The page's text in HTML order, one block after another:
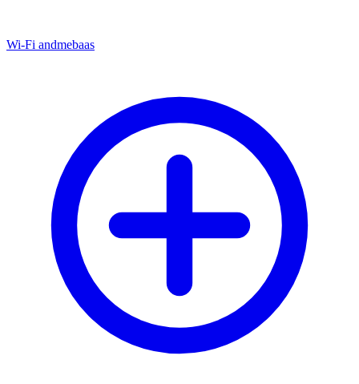
Wi-Fi andmebaas